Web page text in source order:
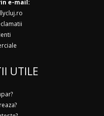
e-mail:
UTILE